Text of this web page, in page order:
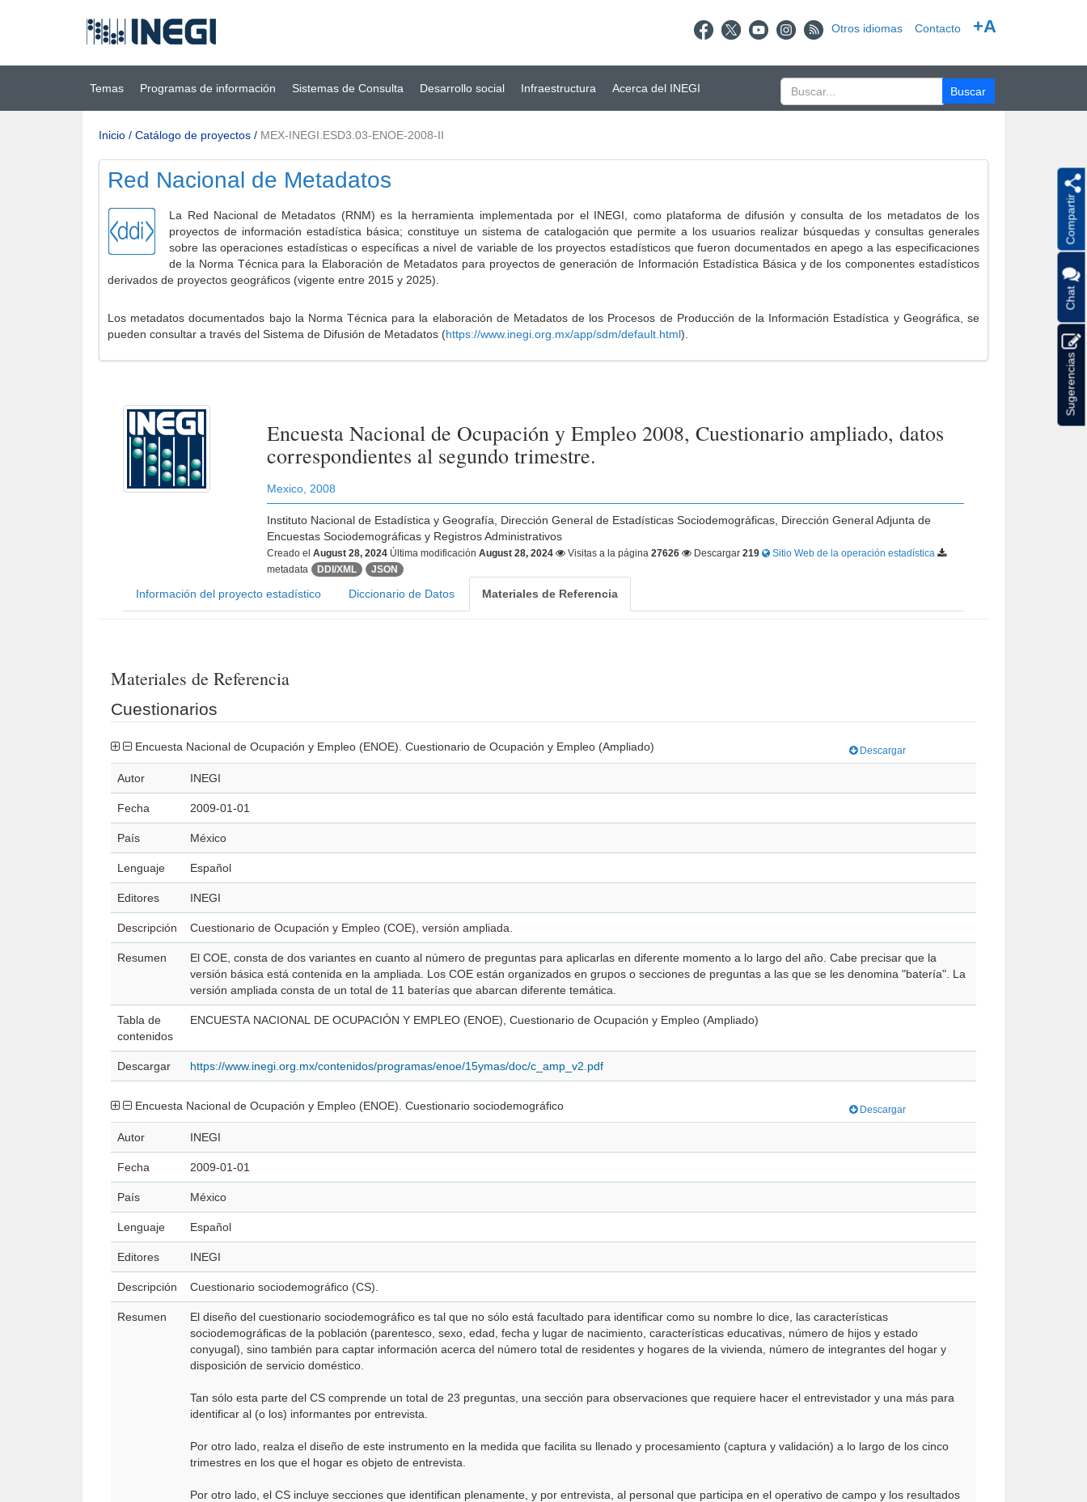
principal
(INEGI) Otros idiomas Contacto +A
Temas Programas de información Sistemas de Consulta Desarrollo social Infraestructura Acerca del INEGI
Inicio / Catálogo de proyectos / MEX-INEGI.ESD3.03-ENOE-2008-II
Red Nacional de Metadatos
La Red Nacional de Metadatos (RNM) es la herramienta implementada por el INEGI, como plataforma de difusión y consulta de los metadatos de los
proyectos de información estadística básica; constituye un sistema de catalogación que permite a los usuarios realizar búsquedas y consultas generales
sobre las operaciones estadísticas o específicas a nivel de variable de los proyectos estadísticos que fueron documentados en apego a las especificaciones
de la Norma Técnica para la Elaboración de Metadatos para proyectos de generación de Información Estadística Básica y de los componentes estadísticos
derivados de proyectos geográficos (vigente entre 2015 y 2025).
Los metadatos documentados bajo la Norma Técnica para la elaboración de Metadatos de los Procesos de Producción de la Información Estadística y Geográfica, se
pueden consultar a través del Sistema de Difusión de Metadatos (https://www.inegi.org.mx/app/sdm/default.html).
Encuesta Nacional de Ocupación y Empleo 2008, Cuestionario ampliado, datos
correspondientes al segundo trimestre.
Mexico 2008
Instituto Nacional de Estadística y Geografía, Dirección General de Estadísticas Sociodemográficas, Dirección General Adjunta de
Encuestas Sociodemográficas y Registros Administrativos
Creado elAugust 28, 2024 Última modificaciónAugust 28, 2024 Visitas a la página27626 Descargar219
Sitio Web de la operación estadística
metadata
DDI/XML JSON
Información del proyecto estadístico Diccionario de Datos Materiales de Referencia
Materiales de Referencia
Cuestionarios
Encuesta Nacional de Ocupación y Empleo (ENOE). Cuestionario de Ocupación y Empleo (Ampliado) Descargar
Autor INEGI
Fecha 2009-01-01
País México
Lenguaje Español
Editores INEGI
Descripción Cuestionario de Ocupación y Empleo (COE), versión ampliada.
Resumen
El COE, consta de dos variantes en cuanto al número de preguntas para aplicarlas en diferente momento a lo largo del año. Cabe precisar que la
versión básica está contenida en la ampliada. Los COE están organizados en grupos o secciones de preguntas a las que se les denomina "batería". La
versión ampliada consta de un total de 11 baterías que abarcan diferente temática.
Tabla de
contenidos
ENCUESTA NACIONAL DE OCUPACIÓN Y EMPLEO (ENOE), Cuestionario de Ocupación y Empleo (Ampliado)
Descargar https://www.inegi.org.mx/contenidos/programas/enoe/15ymas/doc/c_amp_v2.pdf
Encuesta Nacional de Ocupación y Empleo (ENOE). Cuestionario sociodemográfico Descargar
Autor INEGI
Fecha 2009-01-01
País México
Lenguaje Español
Editores INEGI
Descripción Cuestionario sociodemográfico (CS).
Resumen
El diseño del cuestionario sociodemográfico es tal que no sólo está facultado para identificar como su nombre lo dice, las características
sociodemográficas de la población (parentesco, sexo, edad, fecha y lugar de nacimiento, características educativas, número de hijos y estado
conyugal), sino también para captar información acerca del número total de residentes y hogares de la vivienda, número de integrantes del hogar y
disposición de servicio doméstico.
Tan sólo esta parte del CS comprende un total de 23 preguntas, una sección para observaciones que requiere hacer el entrevistador y una más para
identificar al (o los) informantes por entrevista.
Por otro lado, realza el diseño de este instrumento en la medida que facilita su llenado y procesamiento (captura y validación) a lo largo de los cinco
trimestres en los que el hogar es objeto de entrevista.
Por otro lado, el CS incluye secciones que identifican plenamente, y por entrevista, al personal que participa en el operativo de campo y los resultados
Compartir
Chat
Sugerencias